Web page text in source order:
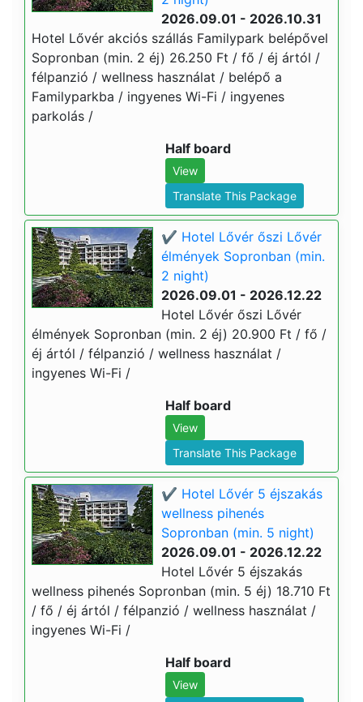
2026.09.01 - 2026.10.31
Hotel Lővér akciós szállás Familypark belépővel
Sopronban (min. 2 éj) 26.250 Ft / fő / éj ártól /
félpanzió / wellness használat / belépő a
Familyparkba / ingyenes Wi-Fi / ingyenes
parkolás /
Half board
View
Translate This Package
✔️ Hotel Lővér őszi Lővér
élmények Sopronban (min.
2 night)
2026.09.01 - 2026.12.22
Hotel Lővér őszi Lővér
élmények Sopronban (min. 2 éj) 20.900 Ft / fő /
éj ártól / félpanzió / wellness használat /
ingyenes Wi-Fi /
Half board
View
Translate This Package
✔️ Hotel Lővér 5 éjszakás
wellness pihenés
Sopronban (min. 5 night)
2026.09.01 - 2026.12.22
Hotel Lővér 5 éjszakás
wellness pihenés Sopronban (min. 5 éj) 18.710 Ft
/ fő / éj ártól / félpanzió / wellness használat /
ingyenes Wi-Fi /
Half board
View